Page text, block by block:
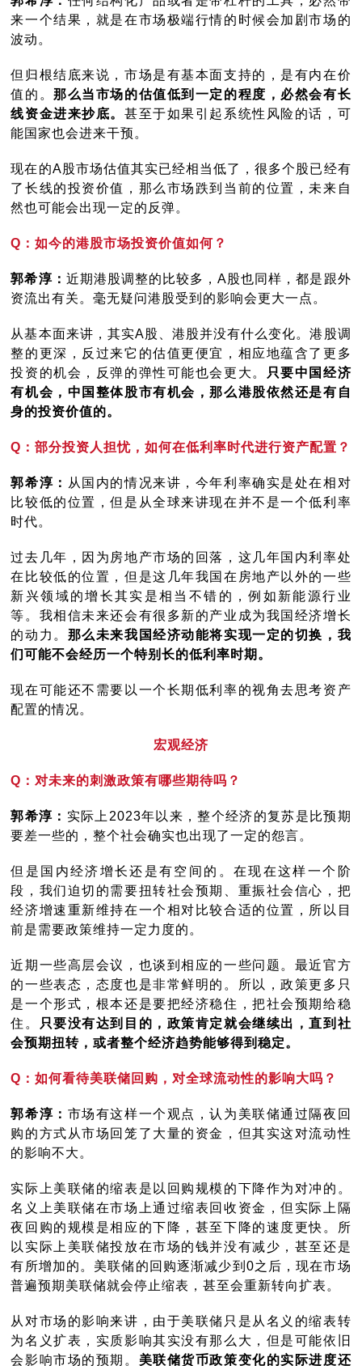
来一个结果，就是在市场极端行情的时候会加剧市场的
波动。
但归根结底来说，市场是有基本面支持的，是有内在价
值的。那么当市场的估值低到一定的程度，必然会有长
线资金进来抄底。 甚至于如果引起系统性风险的话，可
能国家也会进来干预。
现在的A股市场估值其实已经相当低了，很多个股已经有
了长线的投资价值，那么市场跌到当前的位置，未来自
然也可能会出现一定的反弹。
Q：如今的港股市场投资价值如何？
郭希淳： 近期港股调整的比较多，A股也同样，都是跟外
资流出有关。毫无疑问港股受到的影响会更大一点。
从基本面来讲，其实A股、港股并没有什么变化。港股调
整的更深，反过来它的估值更便宜，相应地蕴含了更多
投资的机会，反弹的弹性可能也会更大。 只要中国经济
有机会，中国整体股市有机会，那么港股依然还是有自
身的投资价值的。
Q：部分投资人担忧，如何在低利率时代进行资产配置？
郭希淳： 从国内的情况来讲，今年利率确实是处在相对
比较低的位置，但是从全球来讲现在并不是一个低利率
时代。
过去几年，因为房地产市场的回落，这几年国内利率处
在比较低的位置，但是这几年我国在房地产以外的一些
新兴领域的增长其实是相当不错的，例如新能源行业
等。我相信未来还会有很多新的产业成为我国经济增长
的动力。 那么未来我国经济动能将实现一定的切换，我
们可能不会经历一个特别长的低利率时期。
现在可能还不需要以一个长期低利率的视角去思考资产
配置的情况。
宏观经济
Q：对未来的刺激政策有哪些期待吗？
郭希淳： 实际上2023年以来，整个经济的复苏是比预期
要差一些的，整个社会确实也出现了一定的怨言。
但是国内经济增长还是有空间的。在现在这样一个阶
段，我们迫切的需要扭转社会预期、重振社会信心，把
经济增速重新维持在一个相对比较合适的位置，所以目
前是需要政策维持一定力度的。
近期一些高层会议，也谈到相应的一些问题。最近官方
的一些表态，态度也是非常鲜明的。所以，政策更多只
是一个形式，根本还是要把经济稳住，把社会预期给稳
住。 只要没有达到目的，政策肯定就会继续出，直到社
会预期扭转，或者整个经济趋势能够得到稳定。
Q：如何看待美联储回购，对全球流动性的影响大吗？
郭希淳： 市场有这样一个观点，认为美联储通过隔夜回
购的方式从市场回笼了大量的资金，但其实这对流动性
的影响不大。
实际上美联储的缩表是以回购规模的下降作为对冲的。
名义上美联储在市场上通过缩表回收资金，但实际上隔
夜回购的规模是相应的下降，甚至下降的速度更快。所
以实际上美联储投放在市场的钱并没有减少，甚至还是
有所增加的。美联储的回购逐渐减少到0之后，现在市场
普遍预期美联储就会停止缩表，甚至会重新转向扩表。
从对市场的影响来讲，由于美联储只是从名义的缩表转
为名义扩表，实质影响其实没有那么大，但是可能依旧
会影响市场的预期。 美联储货币政策变化的实际进度还